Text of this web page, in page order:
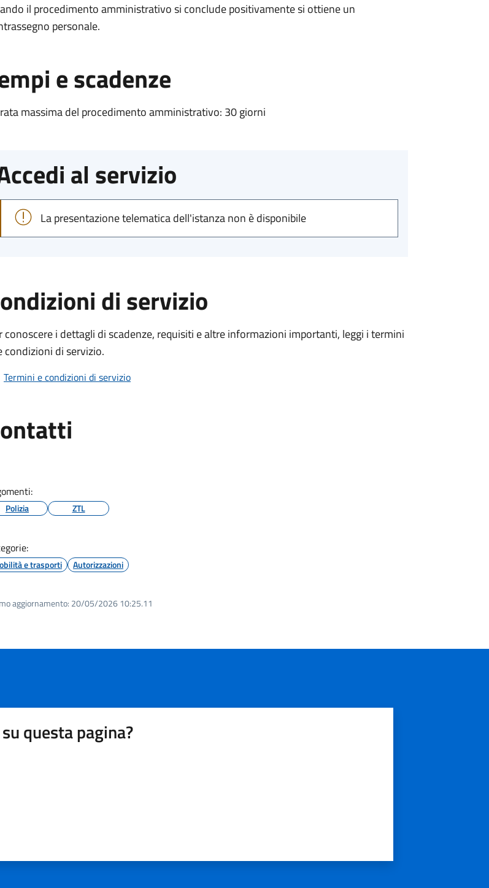
il procedimento amministrativo si conclude positivamente si ottiene un
personale.
e scadenze
massima del procedimento amministrativo: 30 giorni
al servizio
La presentazione telematica dell'istanza non è disponibile
di servizio
conoscere i dettagli di scadenze, requisiti e altre informazioni importanti, leggi i termini
condizioni di servizio.
Termini e condizioni di servizio
Polizia ZTL
e trasporti Autorizzazioni
aggiornamento: 20/05/2026 10:25.11
questa pagina?